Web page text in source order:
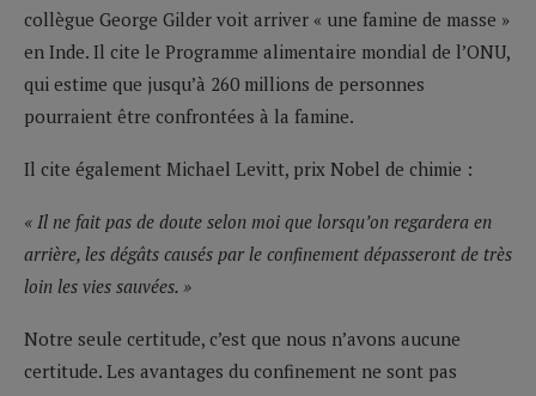
collègue George Gilder voit arriver « une famine de masse »
en Inde. Il cite le Programme alimentaire mondial de l’ONU,
qui estime que jusqu’à 260 millions de personnes
pourraient être confrontées à la famine.
Il cite également Michael Levitt, prix Nobel de chimie :
« Il ne fait pas de doute selon moi que lorsqu’on regardera en
arrière, les dégâts causés par le confinement dépasseront de très
loin les vies sauvées. »
Notre seule certitude, c’est que nous n’avons aucune
certitude. Les avantages du confinement ne sont pas